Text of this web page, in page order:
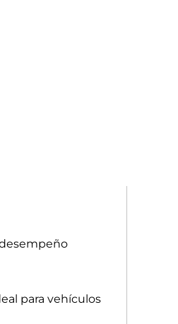
para vehículos